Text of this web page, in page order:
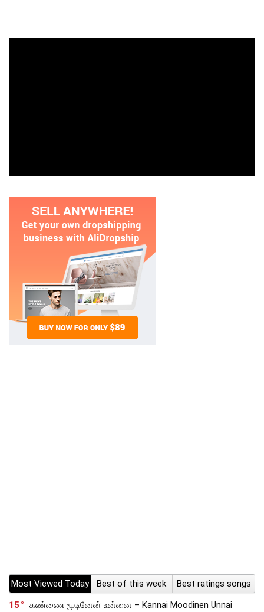
Most Viewed Today Best of this week
Best ratings songs
15
கண்ணை மூடினேன் உன்னை – Kannai Moodinen Unnai